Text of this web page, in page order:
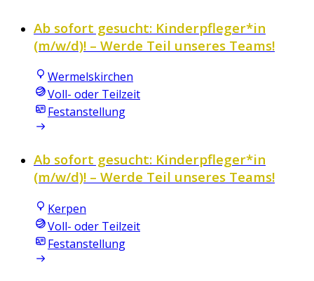
Ab sofort gesucht: Kinderpfleger*in
(m/w/d)! – Werde Teil unseres Teams!
Wermelskirchen
Voll- oder Teilzeit
Festanstellung
Ab sofort gesucht: Kinderpfleger*in
(m/w/d)! – Werde Teil unseres Teams!
Kerpen
Voll- oder Teilzeit
Festanstellung